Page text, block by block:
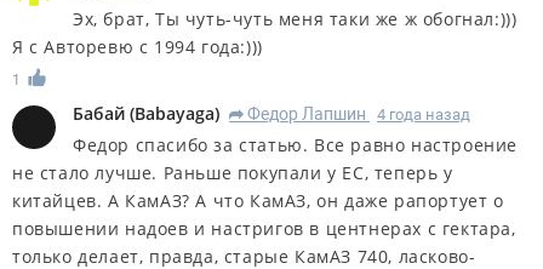
Эх, брат, Ты чуть-чуть меня таки же ж обогнал:)))
Я с Авторевю с 1994 года:)))
1
Бабай (Babayaga) R Федор Лапшин 4 года назад
Федор спасибо за статью. Все равно настроение
не стало лучше. Раньше покупали у ЕС, теперь у
китайцев. А КамАЗ? А что КамАЗ, он даже рапортует о
повышении надоев и настригов в центнерах с гектара,
только делает, правда, старые КамАЗ 740, ласково-